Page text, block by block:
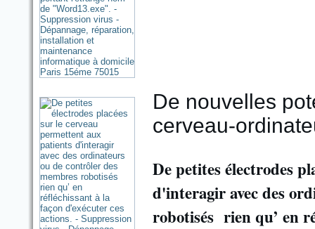
De nouvelles
cerveau-
De petites électrodes
d'interagir avec des
robotisés rien qu’ en